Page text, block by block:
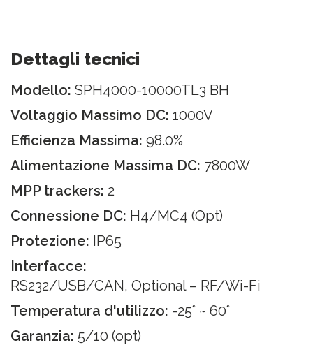
Dettagli tecnici
Modello: SPH4000-10000TL3 BH
Voltaggio Massimo DC: 1000V
Efficienza Massima: 98.0%
Alimentazione Massima DC: 7800W
MPP trackers: 2
Connessione DC: H4/MC4 (Opt)
Protezione: IP65
Interfacce:
RS232/USB/CAN, Optional – RF/Wi-Fi
Temperatura d'utilizzo: -25° ~ 60°
Garanzia: 5/10 (opt)